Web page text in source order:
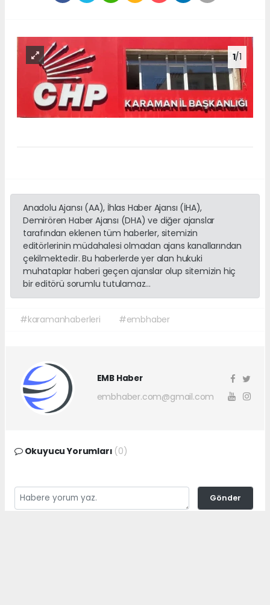
1/1
Anadolu Ajansı (AA), İhlas Haber Ajansı (İHA),
Demirören Haber Ajansı (DHA) ve diğer ajanslar
tarafından eklenen tüm haberler, sitemizin
editörlerinin müdahalesi olmadan ajans kanallarından
çekilmektedir. Bu haberlerde yer alan hukuki
muhataplar haberi geçen ajanslar olup sitemizin hiç
bir editörü sorumlu tutulamaz...
#karamanhaberleri #embhaber
EMB Haber
embhaber.com@gmail.com
Okuyucu Yorumları (0)
Gönder